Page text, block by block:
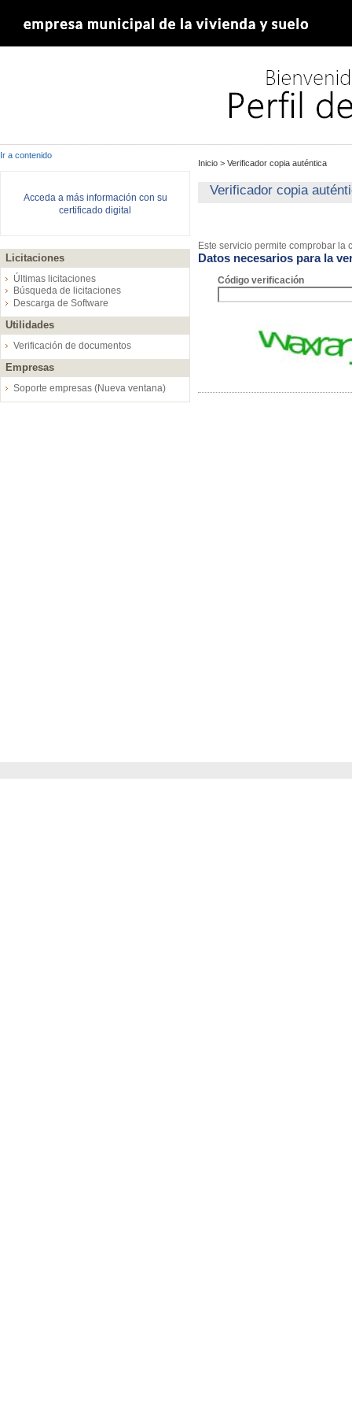
Ir a contenido
Acceda a más información con su
certificado digital
Licitaciones
Últimas licitaciones
Búsqueda de licitaciones
Descarga de Software
Utilidades
Verificación de documentos
Empresas
Soporte empresas (Nueva ventana)
Inicio > Verificador copia auténtica
Verificador copia
Este servicio permite comprobar
Datos necesarios para la
Código verificación